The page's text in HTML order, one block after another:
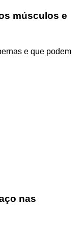
músculos e
e que podem
nas